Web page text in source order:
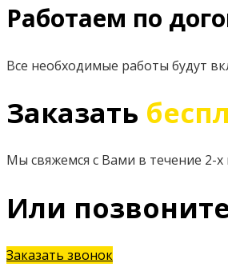
Работаем по
Все необходимые работы будут
Заказать
Мы свяжемся с Вами в течение 2-х
Или
Заказать звонок